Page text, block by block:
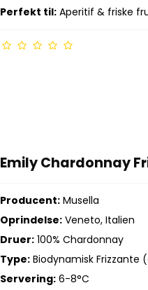
Perfekt til: Aperitif & friske
Emily Chardonnay
Producent: Musella
Oprindelse: Veneto, Italien
Druer: 100% Chardonnay
Type: Biodynamisk
Servering: 6-8°C